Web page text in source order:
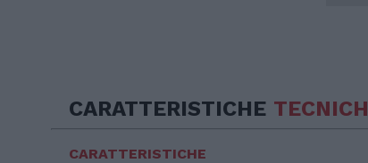
CARATTERISTICHE
CARATTERISTICHE